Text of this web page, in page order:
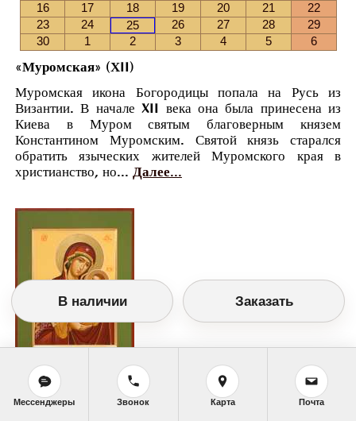
16
17 18 19 20 21
22
23
24 25 26 27 28
29
30
1 2 3 4 5 6
«Муромская» (ХII)
Муромская икона Богородицы попала на Русь из
Византии. В начале XII века она была принесена из
Киева в Муром святым благоверным князем
Константином Муромским. Святой князь старался
обратить языческих жителей Муромского края в
христианство, но... Далее...
Православный календарь
<<Среда, 25 Апреля (12 Апреля по старому
В наличии Заказать
Мессенджеры Звонок Карта Почта